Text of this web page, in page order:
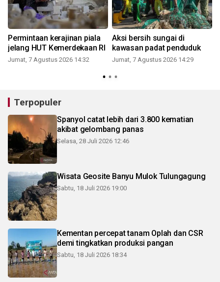
Permintaan kerajinan piala
jelang HUT Kemerdekaan RI
Jumat, 7 Agustus 2026 14:32
Aksi bersih sungai di
kawasan padat penduduk
Jumat, 7 Agustus 2026 14:29
Terpopuler
Spanyol catat lebih dari 3.800 kematian
akibat gelombang panas
Selasa, 28 Juli 2026 12:46
Wisata Geosite Banyu Mulok Tulungagung
Sabtu, 18 Juli 2026 19:00
Kementan percepat tanam Oplah dan CSR
demi tingkatkan produksi pangan
Sabtu, 18 Juli 2026 18:34